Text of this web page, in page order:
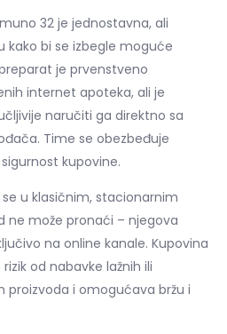
32 je jednostavna, ali
kako bi se izbegle moguće
je prvenstveno
internet apoteka, ali je
naručiti ga direktno sa
Time se obezbeđuje
kupovine.
u klasičnim, stacionarnim
ne može pronaći – njegova
na online kanale. Kupovina
od nabavke lažnih ili
proizvoda i omogućava bržu i